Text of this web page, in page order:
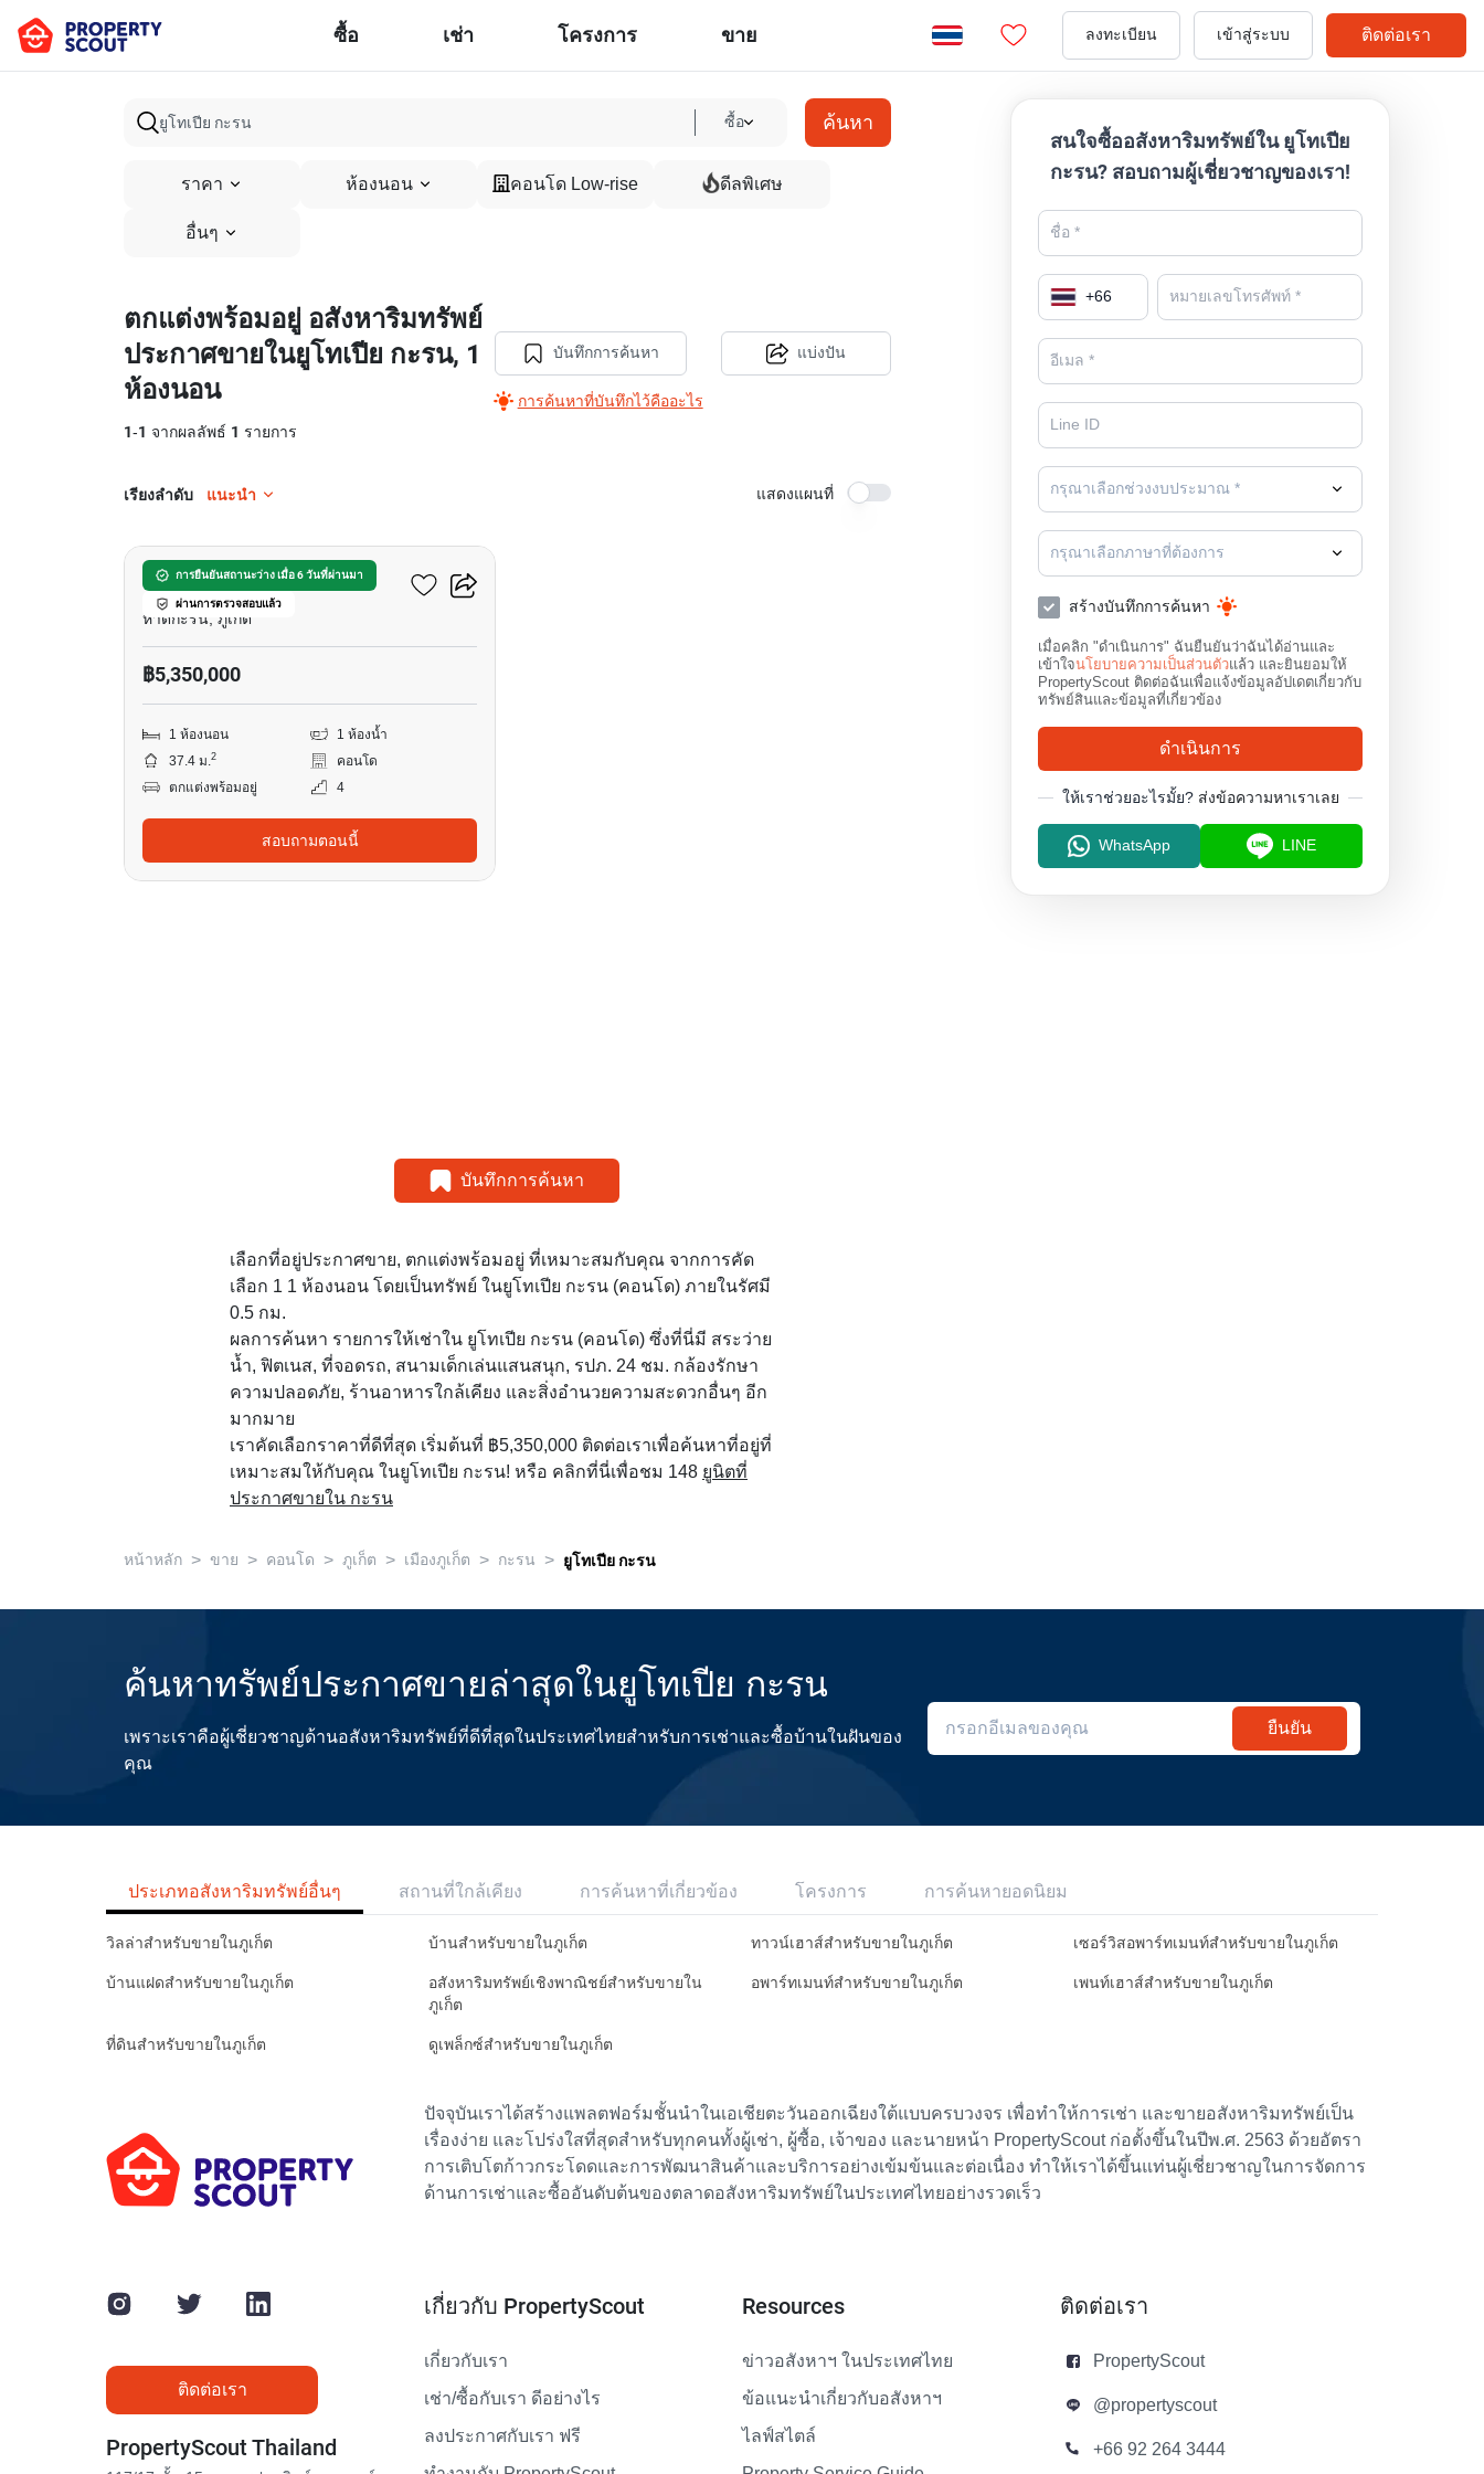
ซื้อ เช่า โครงการ ขาย ลงทะเบียน เข้าสู่ระบบ ติดต่อเรา
ซื้อ ค้นหา
ราคา ห้องนอน คอนโด Low-rise ดีลพิเศษ
อื่นๆ
ตกแต่งพร้อมอยู่ อสังหาริมทรัพย์
ประกาศขายในยูโทเปีย กะรน, 1
ห้องนอน
1-1 จากผลลัพธ์ 1 รายการ
บันทึกการค้นหา
การค้นหาที่บันทึกไว้คืออะไร
แบ่งปัน
เรียงลำดับ แนะนำ แสดงแผนที่
การยืนยันสถานะว่าง เมื่อ 6 วันที่ผ่านมา
ผ่านการตรวจสอบแล้ว
ยูโทเปีย กะรน
หาดกะรน, ภูเก็ต
฿5,350,000
1 ห้องนอน
1 ห้องน้ำ
37.4 ม.2
คอนโด
ตกแต่งพร้อมอยู่
4
สอบถามตอนนี้
บันทึกการค้นหา
เลือกที่อยู่ประกาศขาย, ตกแต่งพร้อมอยู่ ที่เหมาะสมกับคุณ จากการคัด
เลือก 1 1 ห้องนอน โดยเป็นทรัพย์ ในยูโทเปีย กะรน (คอนโด) ภายในรัศมี
0.5 กม.
ผลการค้นหา รายการให้เช่าใน ยูโทเปีย กะรน (คอนโด) ซึ่งที่นี่มี สระว่าย
น้ำ, ฟิตเนส, ที่จอดรถ, สนามเด็กเล่นแสนสนุก, รปภ. 24 ชม. กล้องรักษา
ความปลอดภัย, ร้านอาหารใกล้เคียง และสิ่งอำนวยความสะดวกอื่นๆ อีก
มากมาย
เราคัดเลือกราคาที่ดีที่สุด เริ่มต้นที่ ฿5,350,000 ติดต่อเราเพื่อค้นหาที่อยู่ที่
เหมาะสมให้กับคุณ ในยูโทเปีย กะรน! หรือ คลิกที่นี่เพื่อชม 148 ยูนิตที่
ประกาศขายใน กะรน
สนใจซื้ออสังหาริมทรัพย์ใน ยูโทเปีย
กะรน? สอบถามผู้เชี่ยวชาญของเรา!
+66
กรุณาเลือกช่วงงบประมาณ *
กรุณาเลือกภาษาที่ต้องการ
สร้างบันทึกการค้นหา
เมื่อคลิก "ดำเนินการ" ฉันยืนยันว่าฉันได้อ่านและ
เข้าใจนโยบายความเป็นส่วนตัวแล้ว และยินยอมให้
PropertyScout ติดต่อฉันเพื่อแจ้งข้อมูลอัปเดตเกี่ยวกับ
ทรัพย์สินและข้อมูลที่เกี่ยวข้อง
ดำเนินการ
ให้เราช่วยอะไรมั้ย? ส่งข้อความหาเราเลย
WhatsApp LINE
หน้าหลัก > ขาย > คอนโด > ภูเก็ต > เมืองภูเก็ต > กะรน > ยูโทเปีย กะรน
ค้นหาทรัพย์ประกาศขายล่าสุดในยูโทเปีย กะรน
เพราะเราคือผู้เชี่ยวชาญด้านอสังหาริมทรัพย์ที่ดีที่สุดในประเทศไทยสำหรับการเช่าและซื้อบ้านในฝันของ
คุณ
ยืนยัน
ประเภทอสังหาริมทรัพย์อื่นๆ สถานที่ใกล้เคียง การค้นหาที่เกี่ยวข้อง โครงการ การค้นหายอดนิยม
วิลล่าสำหรับขายในภูเก็ต บ้านสำหรับขายในภูเก็ต ทาวน์เฮาส์สำหรับขายในภูเก็ต เซอร์วิสอพาร์ทเมนท์สำหรับขายในภูเก็ต
บ้านแฝดสำหรับขายในภูเก็ต
อสังหาริมทรัพย์เชิงพาณิชย์สำหรับขายใน
ภูเก็ต
อพาร์ทเมนท์สำหรับขายในภูเก็ต เพนท์เฮาส์สำหรับขายในภูเก็ต
ที่ดินสำหรับขายในภูเก็ต ดูเพล็กซ์สำหรับขายในภูเก็ต
ปัจจุบันเราได้สร้างแพลตฟอร์มชั้นนำในเอเชียตะวันออกเฉียงใต้แบบครบวงจร เพื่อทำให้การเช่า และขายอสังหาริมทรัพย์เป็น
เรื่องง่าย และโปร่งใสที่สุดสำหรับทุกคนทั้งผู้เช่า, ผู้ซื้อ, เจ้าของ และนายหน้า PropertyScout ก่อตั้งขึ้นในปีพ.ศ. 2563 ด้วยอัตรา
การเติบโตก้าวกระโดดและการพัฒนาสินค้าและบริการอย่างเข้มข้นและต่อเนื่อง ทำให้เราได้ขึ้นแท่นผู้เชี่ยวชาญในการจัดการ
ด้านการเช่าและซื้ออันดับต้นของตลาดอสังหาริมทรัพย์ในประเทศไทยอย่างรวดเร็ว
ติดต่อเรา
PropertyScout Thailand
เกี่ยวกับ PropertyScout
เกี่ยวกับเรา
เช่า/ซื้อกับเรา ดีอย่างไร
ลงประกาศกับเรา ฟรี
Resources
ข่าวอสังหาฯ ในประเทศไทย
ข้อแนะนำเกี่ยวกับอสังหาฯ
ไลฟ์สไตล์
ติดต่อเรา
PropertyScout
@propertyscout
+66 92 264 3444